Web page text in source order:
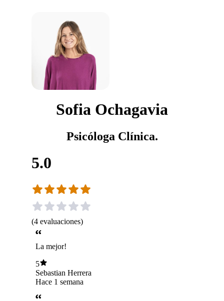
Sofia Ochagavia
Psicóloga Clínica.
5.0
(4 evaluaciones)
La mejor!
5
Sebastian Herrera
Hace 1 semana